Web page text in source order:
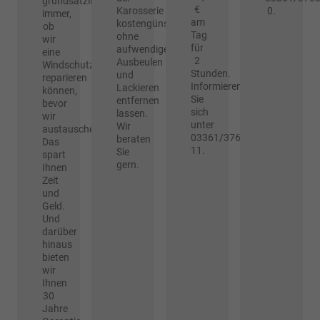
immer,
ob
wir
eine
Windschutzscheibe
reparieren
können,
bevor
wir
austauschen.
Das
spart
Ihnen
Zeit
und
Geld.
Und
darüber
hinaus
bieten
wir
Ihnen
30
Jahre
Karosserie
kostengünstig
ohne
aufwendiges
Ausbeulen
und
Lackieren
entfernen
lassen.
Wir
beraten
Sie
gern.
€
am
Tag
für
2
Stunden.
Informieren
Sie
sich
unter
03361/3760-
11.
0.